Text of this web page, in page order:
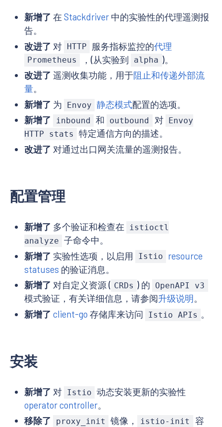
新增了 在 Stackdriver中的实验性的代理遥测报
告。
改进了 对 HTTP 服务指标监控的代理
Prometheus ，(从实验到 alpha )。
改进了 遥测收集功能，用于阻止和传递外部流
量。
新增了 为 Envoy 静态模式配置的选项。
新增了
inbound 和 outbound 对
Envoy
HTTP stats
特定通信方向的描述。
改进了 对通过出口网关流量的遥测报告。
配置管理
新增了 多个验证和检查在
istioctl
analyze 子命令中。
新增了 实验性选项，以启用 Istio
resource
statuses 的验证消息。
新增了 对自定义资源 ( CRDs ) 的 OpenAPI v3
模式验证，有关详细信息，请参阅升级说明。
新增了 client-go 存储库来访问 Istio APIs 。
安装
新增了 对 Istio 动态安装更新的实验性
operator controller。
移除了
proxy_init 镜像， istio-init
容